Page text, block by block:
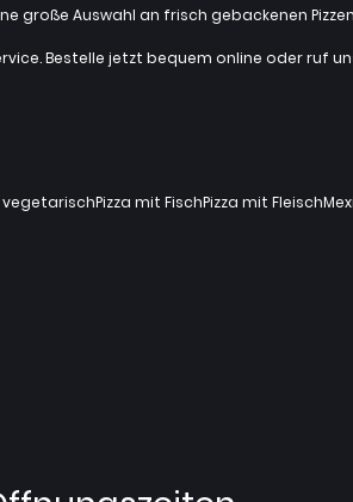
große Auswahl an frisch gebackenen
Bestelle jetzt bequem online oder ruf
vegetarischPizza mit FischPizza mit Fleisch